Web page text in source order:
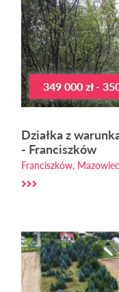
349 000 zł -
Działka z
- Franciszków
Franciszków,